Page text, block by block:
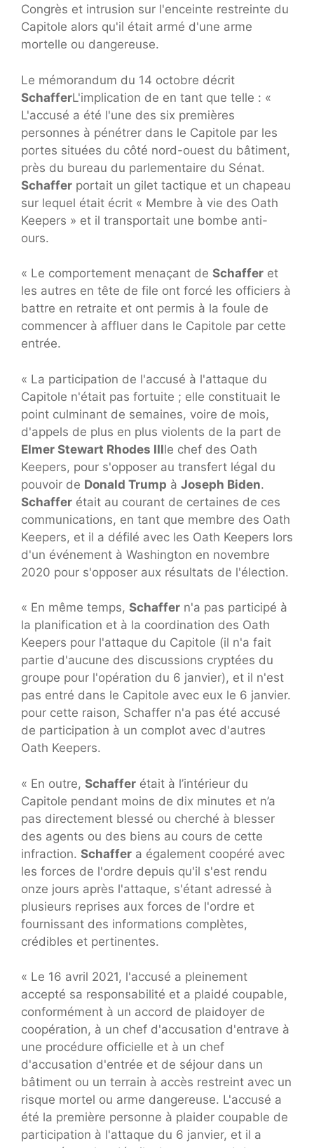
Congrès et intrusion sur l'enceinte restreinte du
Capitole alors qu'il était armé d'une arme
mortelle ou dangereuse.
Le mémorandum du 14 octobre décrit
SchafferL'implication de en tant que telle : «
L'accusé a été l'une des six premières
personnes à pénétrer dans le Capitole par les
portes situées du côté nord-ouest du bâtiment,
près du bureau du parlementaire du Sénat.
Schaffer portait un gilet tactique et un chapeau
sur lequel était écrit « Membre à vie des Oath
Keepers » et il transportait une bombe anti-
ours.
« Le comportement menaçant de Schaffer et
les autres en tête de file ont forcé les officiers à
battre en retraite et ont permis à la foule de
commencer à affluer dans le Capitole par cette
entrée.
« La participation de l'accusé à l'attaque du
Capitole n'était pas fortuite ; elle constituait le
point culminant de semaines, voire de mois,
d'appels de plus en plus violents de la part de
Elmer Stewart Rhodes IIIle chef des Oath
Keepers, pour s'opposer au transfert légal du
pouvoir de Donald Trump à Joseph Biden.
Schaffer était au courant de certaines de ces
communications, en tant que membre des Oath
Keepers, et il a défilé avec les Oath Keepers lors
d'un événement à Washington en novembre
2020 pour s'opposer aux résultats de l'élection.
« En même temps, Schaffer n'a pas participé à
la planification et à la coordination des Oath
Keepers pour l'attaque du Capitole (il n'a fait
partie d'aucune des discussions cryptées du
groupe pour l'opération du 6 janvier), et il n'est
pas entré dans le Capitole avec eux le 6 janvier.
pour cette raison, Schaffer n'a pas été accusé
de participation à un complot avec d'autres
Oath Keepers.
« En outre, Schaffer était à l’intérieur du
Capitole pendant moins de dix minutes et n’a
pas directement blessé ou cherché à blesser
des agents ou des biens au cours de cette
infraction. Schaffer a également coopéré avec
les forces de l'ordre depuis qu'il s'est rendu
onze jours après l'attaque, s'étant adressé à
plusieurs reprises aux forces de l'ordre et
fournissant des informations complètes,
crédibles et pertinentes.
« Le 16 avril 2021, l'accusé a pleinement
accepté sa responsabilité et a plaidé coupable,
conformément à un accord de plaidoyer de
coopération, à un chef d'accusation d'entrave à
une procédure officielle et à un chef
d'accusation d'entrée et de séjour dans un
bâtiment ou un terrain à accès restreint avec un
risque mortel ou arme dangereuse. L'accusé a
été la première personne à plaider coupable de
participation à l'attaque du 6 janvier, et il a